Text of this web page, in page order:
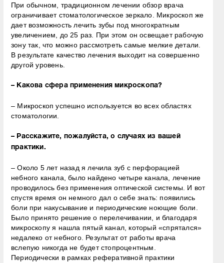
При обычном, традиционном лечении обзор врача
ограничивает стоматологическое зеркало. Микроскоп же
дает возможность лечить зубы под многократным
увеличением, до 25 раз. При этом он освещает рабочую
зону так, что можно рассмотреть самые мелкие детали.
В результате качество лечения выходит на совершенно
другой уровень.
– Какова сфера применения микроскопа?
– Микроскоп успешно используется во всех областях
стоматологии.
– Расскажите, пожалуйста, о случаях из вашей
практики.
– Около 5 лет назад я лечила зуб с перфорацией
небного канала, было найдено четыре канала, лечение
проводилось без применения оптической системы. И вот
спустя время он немного дал о себе знать: появились
боли при накусывание и периодические ноющие боли.
Было принято решение о перелечивании, и благодаря
микроскопу я нашла пятый канал, который «спрятался»
недалеко от небного. Результат от работы врача
вслепую никогда не будет стопроцентным.
Периодически в рамках реферативной практики